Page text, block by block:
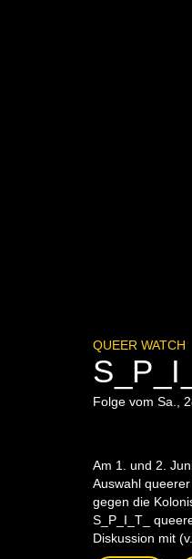
QUEER WATCH
Folge vom Sa.,
Am 1. und 2.
Auswahl
gegen die
S_P_I_T_
Diskussion mit